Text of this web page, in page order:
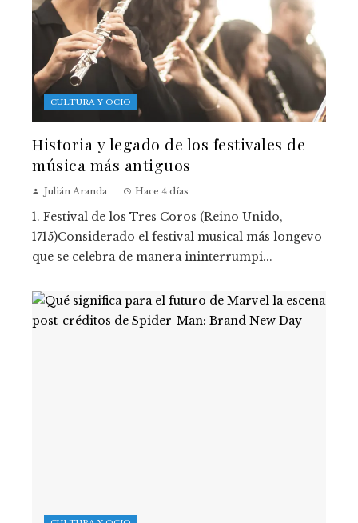
CULTURA Y OCIO
Historia y legado de los festivales de
música más antiguos
Julián Aranda Hace 4 días
1. Festival de los Tres Coros (Reino Unido,
1715)Considerado el festival musical más longevo
que se celebra de manera ininterrumpi...